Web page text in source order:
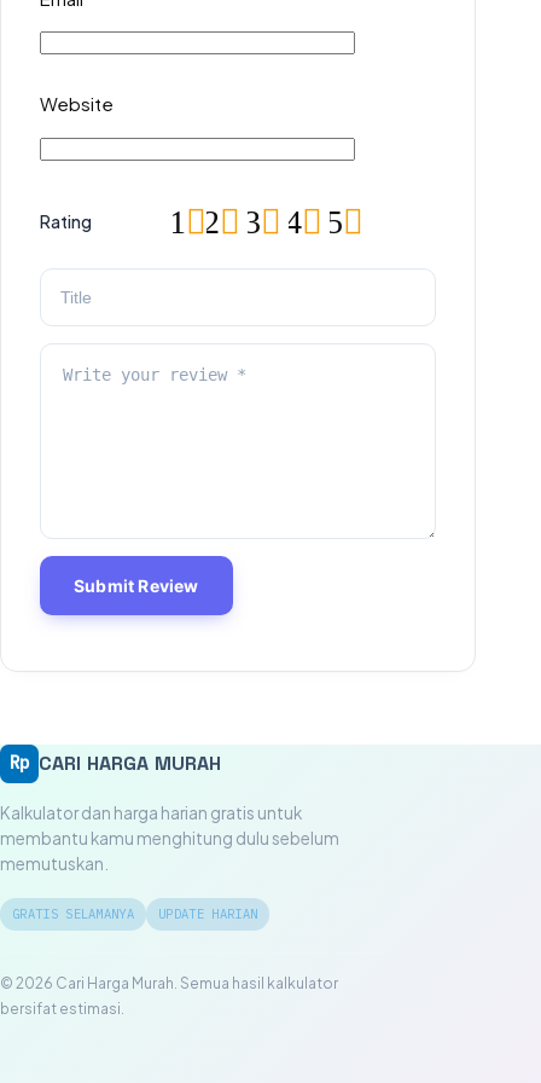
Website
Rating 5
4
3
2
1
Submit Review
Rp CARI HARGA MURAH
Kalkulator dan harga harian gratis untuk
membantu kamu menghitung dulu sebelum
memutuskan.
GRATIS SELAMANYA UPDATE HARIAN
© 2026 Cari Harga Murah. Semua hasil kalkulator
bersifat estimasi.